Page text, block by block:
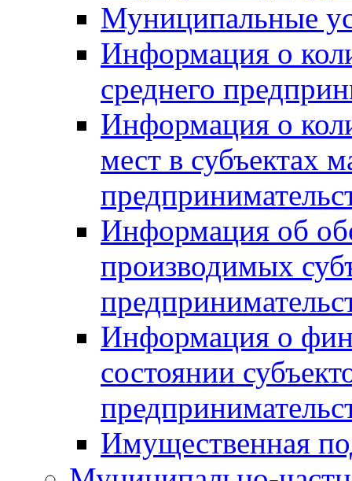
Муниципальные
Информация о
среднего
Информация о
мест в субъектах
Информация об
производимых
Информация о
состоянии
Имущественная